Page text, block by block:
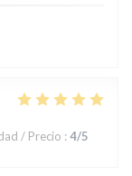
/ Precio : 4/5